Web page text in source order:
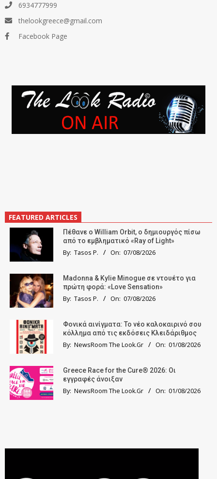
6934777999
thelookgreece@gmail.com
Facebook Page
FEATURED ARTICLES
Πέθανε ο William Orbit, ο δημιουργός πίσω
από το εμβληματικό «Ray of Light»
By: Tasos P. On: 07/08/2026
Madonna & Kylie Minogue σε ντουέτο για
πρώτη φορά: «Love Sensation»
By: Tasos P. On: 07/08/2026
Φονικά αινίγματα: Το νέο καλοκαιρινό σου
κόλλημα από τις εκδόσεις Κλειδάριθμος
By: NewsRoom The Look.Gr On: 01/08/2026
Greece Race for the Cure® 2026: Οι
εγγραφές άνοιξαν
By: NewsRoom The Look.Gr On: 01/08/2026